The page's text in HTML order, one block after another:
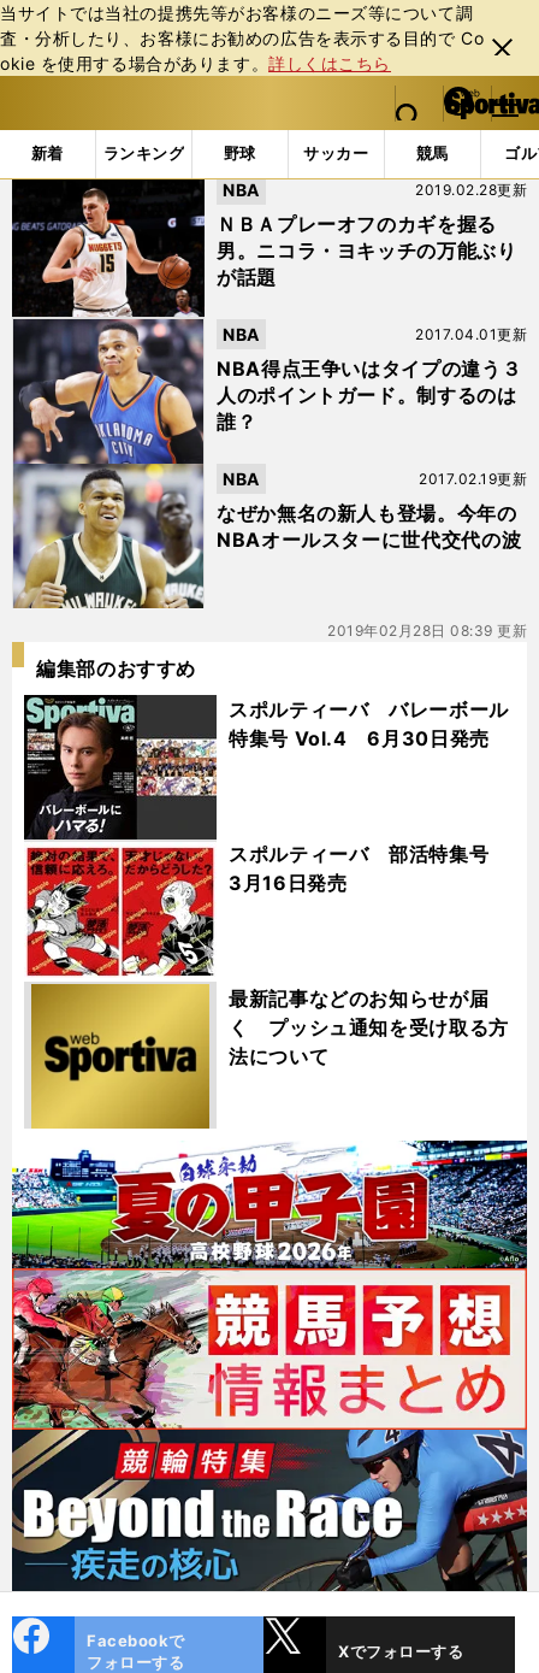
当サイトでは当社の提携先等がお客様のニーズ等について調
査・分析したり、お客様にお勧めの広告を表⽰する⽬的で Co
okie を使⽤する場合があります。詳しくはこちら
閉じ
る
web Sportiva (webスポルティーバ)
検索
マイペ
ー
ジ
メニュ
新着 ランキング 野球 サッカー 競馬 ゴ
b
ス
ル
テ
ィ
ー
バ
「#ウィルト・チェンバレン」の最新ニュース・ 情報
ＮＢＡプレーオフのカギを握る
男。ニコラ・ヨキッチの万能ぶり
が話題
2019.02.28更新
NBA
NBA得点王争いはタイプの違う３
人のポイントガード。制するのは
誰？
2017.04.01更新
NBA
なぜか無名の新人も登場。今年の
NBAオールスターに世代交代の波
2017.02.19更新
NBA
2019年02月28日 08:39 更新
編集部のおすすめ
スポルティーバ バレーボール
特集号 Vol.4 6月30日発売
スポルティーバ 部活特集号
3月16日発売
最新記事などのお知らせが届
く プッシュ通知を受け取る方
法について
ok
Facebookで
フォローする
Xでフォローする